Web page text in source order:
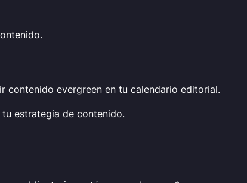
contenido evergreen en tu calendario editorial.
estrategia de contenido.